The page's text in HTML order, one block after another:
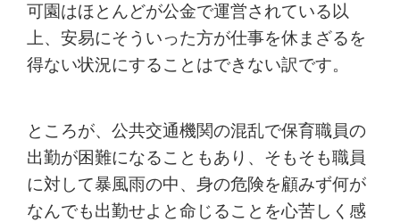
可園はほとんどが公金で運営されている以
上、安易にそういった方が仕事を休まざるを
得ない状況にすることはできない訳です。
ところが、公共交通機関の混乱で保育職員の
出勤が困難になることもあり、そもそも職員
に対して暴風雨の中、身の危険を顧みず何が
なんでも出勤せよと命じることを心苦しく感